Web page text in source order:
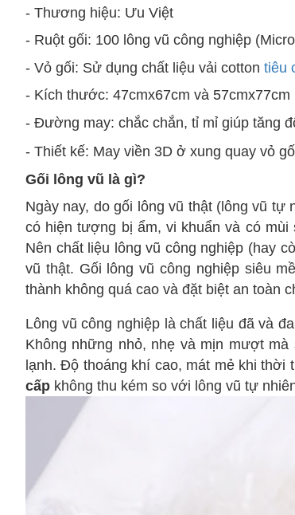
- Thương hiệu: Ưu Việt
- Ruột gối: 100 lông vũ công nghiệp
- Vỏ gối: Sử dụng chất liệu vải cotton tiêu
- Kích thước: 47cmx67cm và 57cmx77cm
- Đường may: chắc chắn, tỉ mỉ giúp tăng
- Thiết kế: May viền 3D ở xung quay vỏ
Gối lông vũ là gì?
Ngày nay, do gối lông vũ thật (lông vũ
có hiện tượng bị ẩm, vi khuẩn và có
Nên chất liệu lông vũ công nghiệp (hay
vũ thật. Gối lông vũ công nghiệp siêu
thành không quá cao và đặt biệt an toàn
Lông vũ công nghiệp là chất liệu đã và
Không những nhỏ, nhẹ và mịn mượt
lạnh. Độ thoáng khí cao, mát mẻ khi
cấp không thu kém so với lông vũ tự